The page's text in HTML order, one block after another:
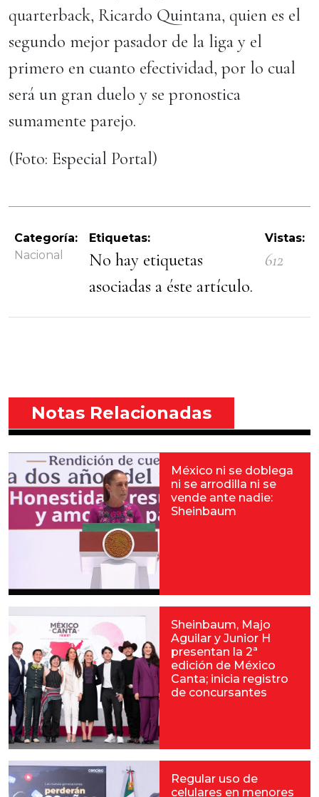
quarterback, Ricardo Quintana, quien es el
segundo mejor pasador de la liga y el
primero en cuanto efectividad, por lo cual
será un gran duelo y se pronostica
sumamente parejo.
(Foto: Especial Portal)
Categoría:
Nacional
Etiquetas:
No hay etiquetas
asociadas a éste artículo.
Vistas:
612
Notas Relacionadas
México ni se doblega
ni se arrodilla ni se
vende ante nadie:
Sheinbaum
Sheinbaum, Majo
Aguilar y Junior H
presentan la 2ª
edición de México
Canta; inicia registro
de concursantes
Regular uso de
celulares en menores